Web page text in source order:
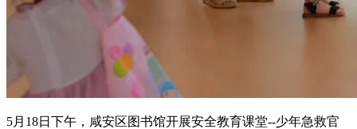
5月18日下午，咸安区图书馆开展安全教育课堂--少年急救官